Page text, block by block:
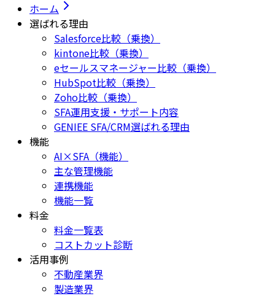
ホーム
選ばれる理由
Salesforce比較（乗換）
kintone比較（乗換）
eセールスマネージャー比較（乗換）
HubSpot比較（乗換）
Zoho比較（乗換）
SFA運用支援・サポート内容
GENIEE SFA/CRM選ばれる理由
機能
AI×SFA（機能）
主な管理機能
連携機能
機能一覧
料金
料金一覧表
コストカット診断
活用事例
不動産業界
製造業界